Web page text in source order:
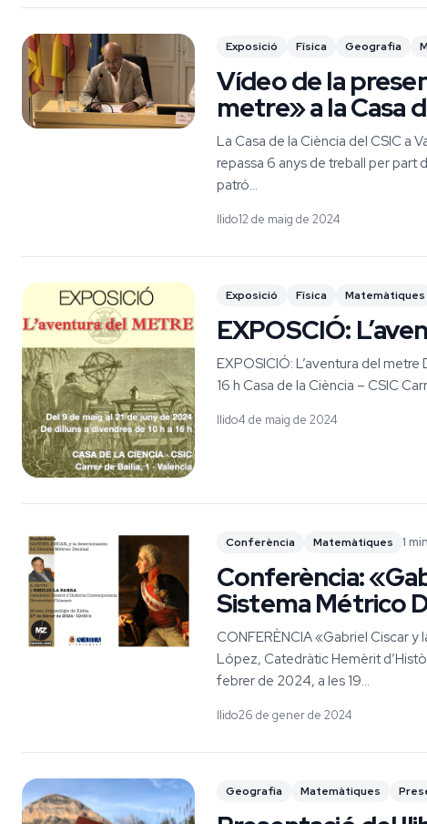
Exposició Física Geografia
Vídeo de la
metre» a la Casa
La Casa de la Ciència del CSIC a
repassa 6 anys de treball per part
patró...
llido12 de maig de 2024
Exposició Física Matemàtiques
EXPOSCIÓ:
EXPOSICIÓ: L’aventura del
16 h Casa de la Ciència – CSIC
llido4 de maig de 2024
Conferència Matemàtiques 1
Conferència:
Sistema Métrico
CONFERÈNCIA «Gabriel Ciscar
López, Catedràtic Hemèrit
febrer de 2024, a les 19...
llido26 de gener de 2024
Geografia Matemàtiques